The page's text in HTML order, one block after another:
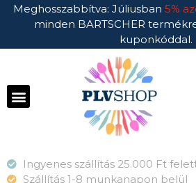
Meghosszabbítva: Júliusban 5%
minden BARTSCHER
kuponkóddal.
Ingyenes szállítás 25.000 Ft
Szállítás 1-8 munkanapon belül